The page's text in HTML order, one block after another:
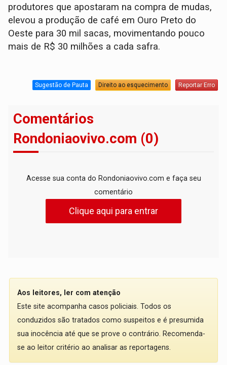
produtores que apostaram na compra de mudas,
elevou a produção de café em Ouro Preto do
Oeste para 30 mil sacas, movimentando pouco
mais de R$ 30 milhões a cada safra.
Sugestão de Pauta Direito ao esquecimento Reportar Erro
Comentários
Rondoniaovivo.com (0)
Acesse sua conta do Rondoniaovivo.com e faça seu
comentário
Clique aqui para entrar
Aos leitores, ler com atenção
Este site acompanha casos policiais. Todos os
conduzidos são tratados como suspeitos e é presumida
sua inocência até que se prove o contrário. Recomenda-
se ao leitor critério ao analisar as reportagens.